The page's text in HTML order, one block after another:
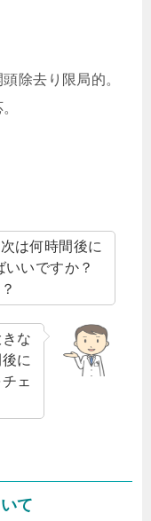
除去り限局的。
は何時間後に
いですか？
な
に
ェ
て